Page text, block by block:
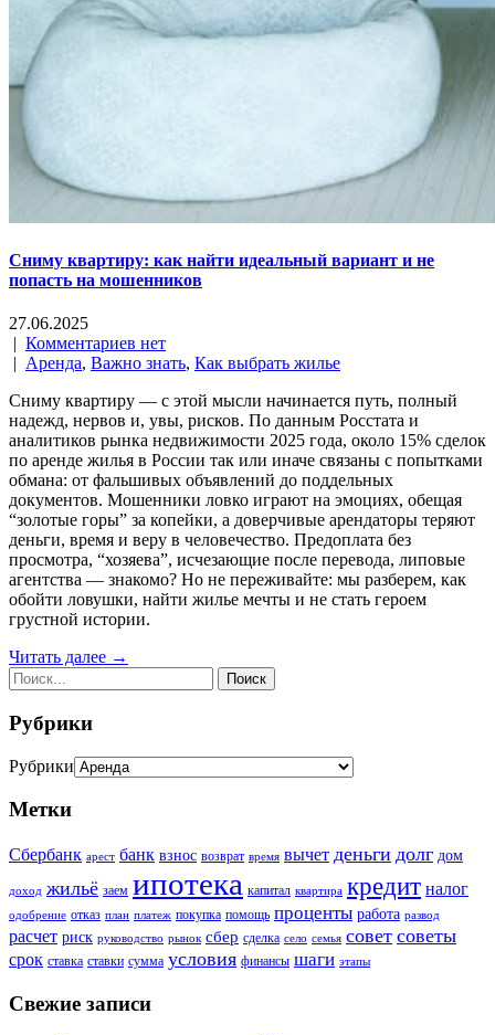
Сниму квартиру: как найти идеальный вариант и не
попасть на мошенников
27.06.2025
| Комментариев нет
| Аренда, Важно знать, Как выбрать жилье
Сниму квартиру — с этой мысли начинается путь, полный
надежд, нервов и, увы, рисков. По данным Росстата и
аналитиков рынка недвижимости 2025 года, около 15% сделок
по аренде жилья в России так или иначе связаны с попытками
обмана: от фальшивых объявлений до поддельных
документов. Мошенники ловко играют на эмоциях, обещая
“золотые горы” за копейки, а доверчивые арендаторы теряют
деньги, время и веру в человечество. Предоплата без
просмотра, “хозяева”, исчезающие после перевода, липовые
агентства — знакомо? Но не переживайте: мы разберем, как
обойти ловушки, найти жилье мечты и не стать героем
грустной истории.
Читать далее →
Рубрики
Рубрики
Метки
Сбербанк арест банк взнос возврат время вычет деньги долг дом
доход жильё заем ипотека капитал квартира кредит налог
одобрение отказ план платеж покупка помощь проценты работа развод
расчет риск руководство рынок сбер сделка село семья совет советы
срок ставка ставки сумма условия финансы шаги этапы
Свежие записи